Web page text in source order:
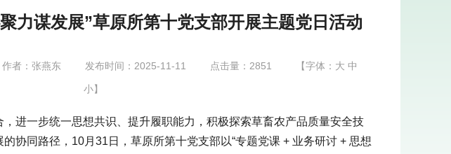
力谋发展”草原所第十党支部开展主题党日活动
作者：张燕东 发布时间：2025-11-11 点击量： 2851 【字体： 大 中
小】
进一步统一思想共识、提升履职能力，积极探索草畜农产品质量安全技
协同路径，10月31日，草原所第十党支部以“专题党课 + 业务研讨 + 思想